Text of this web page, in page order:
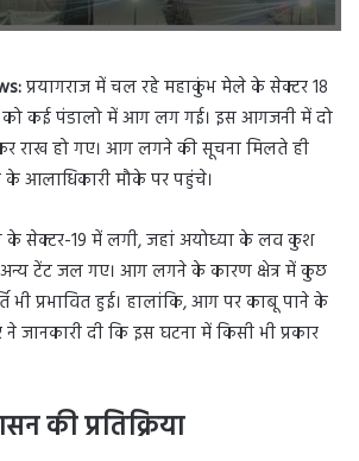
प्रयागराज में चल रहे महाकुंभ मेले के सेक्टर 18
को कई पंडालो में आग लग गई। इस आगजनी में दो
राख हो गए। आग लगने की सूचना मिलते ही
आलाधिकारी मौके पर पहुंचे।
सेक्टर-19 में लगी, जहां अयोध्या के लव कुश
टेंट जल गए। आग लगने के कारण क्षेत्र में कुछ
भी प्रभावित हुई। हालांकि, आग पर काबू पाने के
जानकारी दी कि इस घटना में किसी भी प्रकार
की प्रतिक्रिया